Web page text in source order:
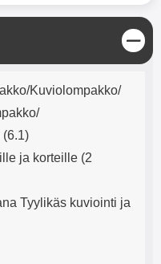
AC100-240V 50/60Hz 0.8A
(15W) 9V/2.0A (18W) 12V/1.5
(18W) Type-C: 5V/3A (PD15W)
9V/2.22A (PD20W)
12V/1.67A(PD20W) Total Effekt:
5V/3A Max Maximum output:
Max Johdon pituus: 1 metri
S
u
l
Kuviolompakko/
(6.1)
ja korteille (2
Tyylikäs kuviointi ja